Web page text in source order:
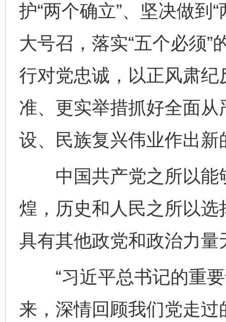
护“两个确立”、坚决做到
大号召，落实“五个必须
行对党忠诚，以正风肃
准、更实举措抓好全面
设、民族复兴伟业作出新
中国共产党之所以能
煌，历史和人民之所以
具有其他政党和政治力
“习近平总书记的重要
来，深情回顾我们党走